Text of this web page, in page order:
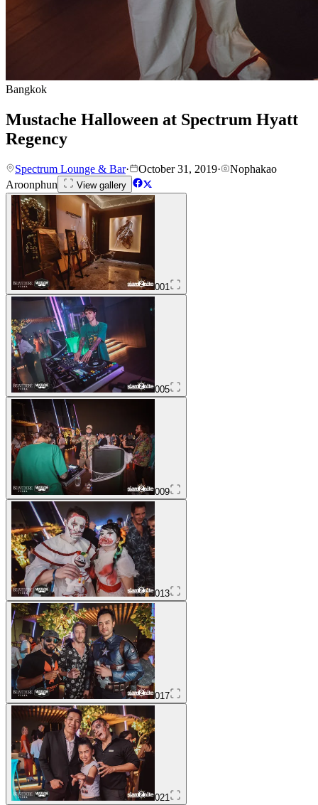
Bangkok
Mustache Halloween at Spectrum Hyatt
Regency
Spectrum Lounge & Bar· October 31, 2019·
Nophakao
Aroonphun
View gallery
001
005
009
013
017
021